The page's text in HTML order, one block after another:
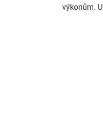
výkonům.